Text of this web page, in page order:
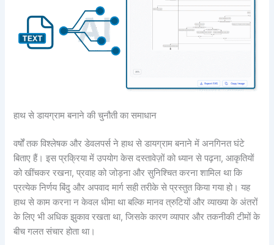
हाथ से डायग्राम बनाने की चुनौती का समाधान
वर्षों तक विश्लेषक और डेवलपर्स ने हाथ से डायग्राम बनाने में अनगिनत घंटे
बिताए हैं। इस प्रक्रिया में उपयोग केस दस्तावेज़ों को ध्यान से पढ़ना, आकृतियों
को खींचकर रखना, प्रवाह को जोड़ना और सुनिश्चित करना शामिल था कि
प्रत्येक निर्णय बिंदु और अपवाद मार्ग सही तरीके से प्रस्तुत किया गया हो। यह
हाथ से काम करना न केवल धीमा था बल्कि मानव त्रुटियों और व्याख्या के अंतरों
के लिए भी अधिक झुकाव रखता था, जिसके कारण व्यापार और तकनीकी टीमों के
बीच गलत संचार होता था।